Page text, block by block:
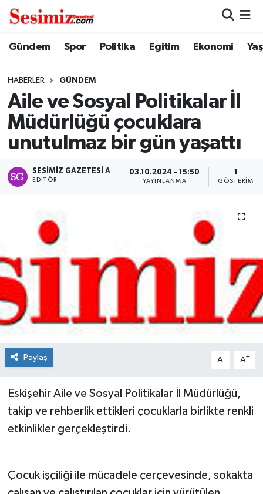
Gündem Spor Politika Eğitim Ekonomi
HABERLER GÜNDEM
Aile ve Sosyal Politikalar İl
Müdürlüğü çocuklara
unutulmaz bir gün yaşattı
SESIMIZ GAZETESI A
EDITÖR
03.10.2024 - 15:50
YAYINLANMA GÖSTERIM
Paylaş A- A+
Eskişehir Aile ve Sosyal Politikalar İl Müdürlüğü,
takip ve rehberlik ettikleri çocuklarla birlikte renkli
etkinlikler gerçekleştirdi.
Çocuk işçiliği ile mücadele çerçevesinde, sokakta
Dünya
Ekonomi
Genel
Gündem
Politika
Sağlık
Spor
Teknoloji
Nöbetçi Eczaneler
Hava Durumu
Namaz Vakitleri
Trafik Durumu
Süper Lig Puan Durumu ve Fikstür
Son Dakika Haberleri
Haber Arşivi